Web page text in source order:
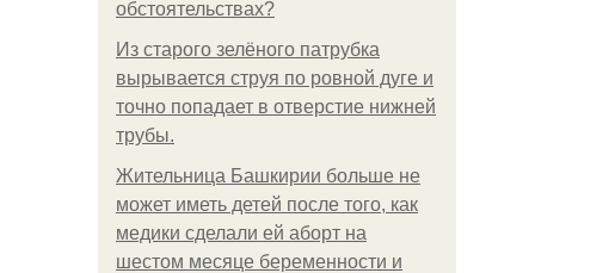
обстоятельствах?
Из старого зелёного патрубка
вырывается струя по ровной дуге и
точно попадает в отверстие нижней
трубы.
Жительница Башкирии больше не
может иметь детей после того, как
медики сделали ей аборт на
шестом месяце беременности и